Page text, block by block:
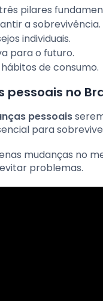
pilares
a sobrevivência.
individuais.
para o futuro.
de consumo.
no
pessoais
para
mudanças no
problemas.